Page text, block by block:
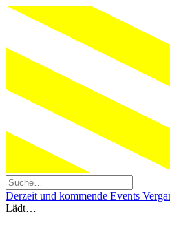
Derzeit und kommende Events
Lädt…